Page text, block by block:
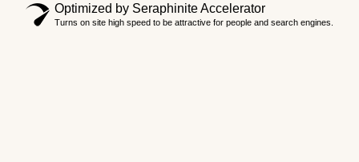
Optimized by Seraphinite Accelerator
Turns on site high speed to be attractive for people and search engines.